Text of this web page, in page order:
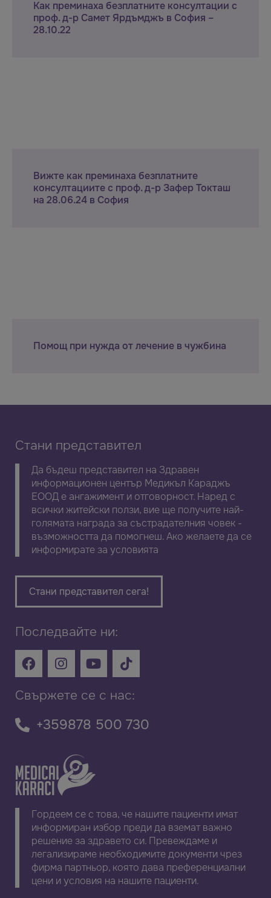
Как преминаха безплатните консултации с
проф. д-р Самет Ярдъмджъ в София –
28.10.22
Вижте как преминаха безплатните
консултациите с проф. д-р Зафер Токташ
на 28.06.24 в София
Помощ при нужда от лечение в чужбина
Стани представител
Да бъдеш представител на Здравен
информационен център Медикъл Караджъ
ЕООД е ангажимент и отговорност. Наред с
всички житейски ползи, вие ще получите най-
голямата награда за състрадателния човек -
възможността да помогнеш. Ако желаете да се
информирате за условията
Стани представител сега!
Последвайте ни:
Свържете се с нас:
+359878 500 730
Гордеем се с това, че нашите пациенти имат
информиран избор преди да вземат важно
решение за здравето си. Превеждаме и
легализираме необходимите документи чрез
фирма партньор, която дава преференциални
цени и условия на нашите пациенти.